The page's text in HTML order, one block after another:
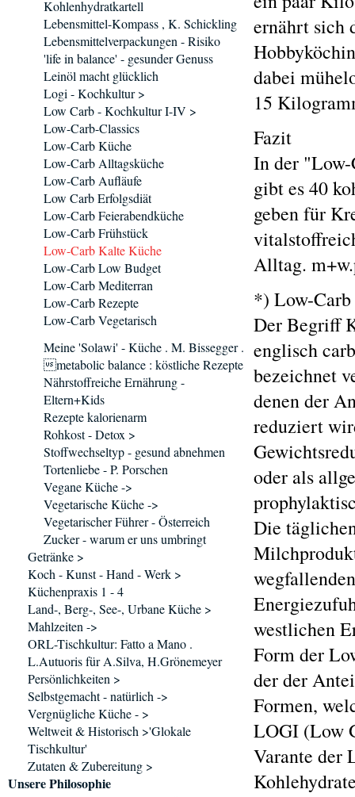
ernährt sich
dabei
15
Fazit
In der
gibt es 40
geben für
Alltag.
*) Low-
Der Begriff
englisch
bezeichnet
denen der
reduziert
oder als
Die
westlichen
Form der
der der
Formen,
LOGI (Low
Varante der
Kohlenhydratkartell
Lebensmittel-Kompass , K. Schickling
Lebensmittelverpackungen - Risiko
'life in balance' - gesunder Genuss
Leinöl macht glücklich
Logi - Kochkultur >
Low Carb - Kochkultur I-IV >
Low-Carb-Classics
Low-Carb Küche
Low-Carb Alltagsküche
Low-Carb Aufläufe
Low Carb Erfolgsdiät
Low-Carb Feierabendküche
Low-Carb Frühstück
Low-Carb Kalte Küche
Low-Carb Low Budget
Low-Carb Mediterran
Low-Carb Rezepte
Low-Carb Vegetarisch
Meine 'Solawi' - Küche . M. Bissegger .
metabolic balance : köstliche Rezepte
Nährstoffreiche Ernährung -
Eltern+Kids
Rezepte kalorienarm
Rohkost - Detox >
Stoffwechseltyp - gesund abnehmen
Tortenliebe - P. Porschen
Vegane Küche ->
Vegetarische Küche ->
Vegetarischer Führer - Österreich
Zucker - warum er uns umbringt
Getränke >
Koch - Kunst - Hand - Werk >
Küchenpraxis 1 - 4
Land-, Berg-, See-, Urbane Küche >
Mahlzeiten ->
ORL-Tischkultur: Fatto a Mano .
L.Autuoris für A.Silva, H.Grönemeyer
Persönlichkeiten >
Selbstgemacht - natürlich ->
Vergnügliche Küche - >
Weltweit & Historisch >'Glokale
Tischkultur'
Zutaten & Zubereitung >
Unsere Philosophie